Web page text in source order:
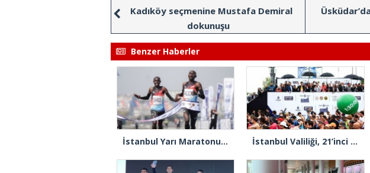
Kadıköy seçmenine Mustafa Demiral
dokunuşu
Benzer Haberler
İstanbul Yarı Maratonu’nu Kenyalı Alex Matata kazandı İstanbul Valiliği, 21’inci İstanbul Yarı Maratonu nedeniyle trafiğe kapanacak yolları açıkladı